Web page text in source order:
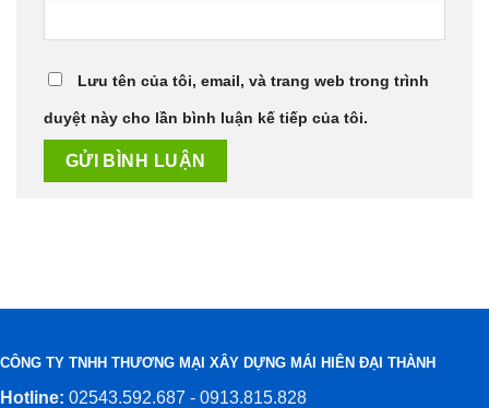
Lưu tên của tôi, email, và trang web trong trình
duyệt này cho lần bình luận kế tiếp của tôi.
CÔNG TY TNHH THƯƠNG MẠI XÂY DỰNG MÁI HIÊN ĐẠI THÀNH
Hotline: 02543.592.687 - 0913.815.828